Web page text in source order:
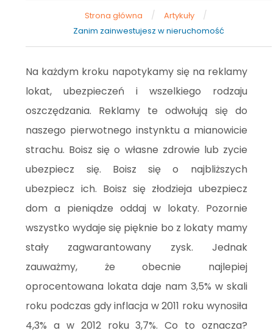
Strona główna / Artykuły /
Zanim zainwestujesz w nieruchomość
Na każdym kroku napotykamy się na reklamy
lokat, ubezpieczeń i wszelkiego rodzaju
oszczędzania. Reklamy te odwołują się do
naszego pierwotnego instynktu a mianowicie
strachu. Boisz się o własne zdrowie lub zycie
ubezpiecz się. Boisz się o najbliższych
ubezpiecz ich. Boisz się złodzieja ubezpiecz
dom a pieniądze oddaj w lokaty. Pozornie
wszystko wydaje się pięknie bo z lokaty mamy
stały zagwarantowany zysk. Jednak
zauważmy, że obecnie najlepiej
oprocentowana lokata daje nam 3,5% w skali
roku podczas gdy inflacja w 2011 roku wynosiła
4,3% a w 2012 roku 3,7%. Co to oznacza?